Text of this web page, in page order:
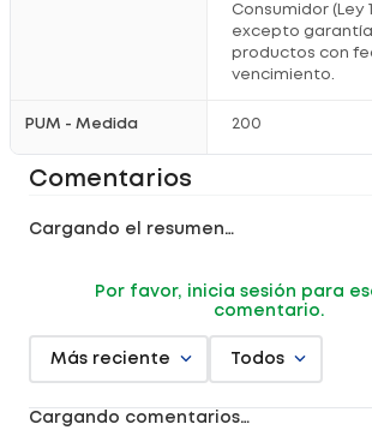
Consumidor (Ley
excepto
productos con
vencimiento.
PUM - Medida 200
Comentarios
Cargando el resumen…
Por favor, inicia sesión para
comentario.
Más reciente Todos
Cargando comentarios…